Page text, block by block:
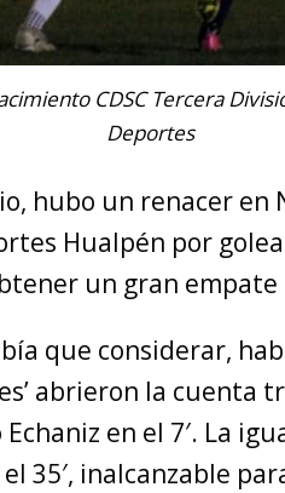
CDSC Tercera
Deportes
hubo un renacer en
Hualpén por
un gran
que considerar,
abrieron la cuenta
en el 7′. La
35′, inalcanzable